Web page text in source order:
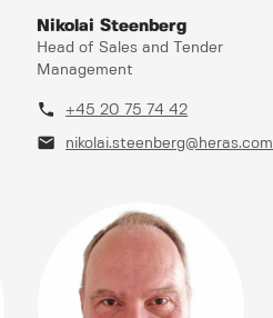
Nikolai Steenberg
Head of Sales and Tender
Management
phone +45 20 75 74 42
mail nikolai.steenberg@heras.com